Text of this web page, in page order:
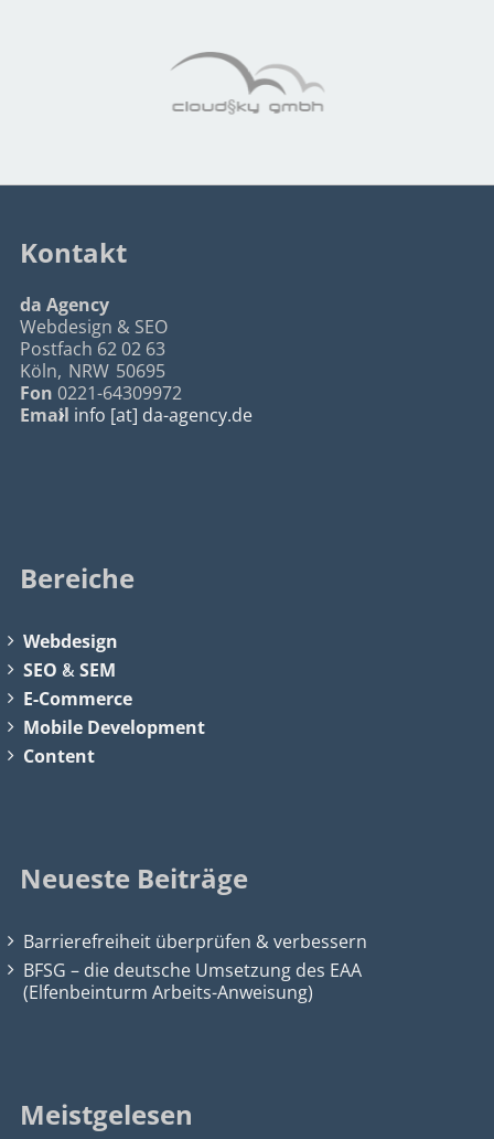
Kontakt
da Agency
Webdesign & SEO
Postfach 62 02 63
Köln, NRW 50695
Fon 0221-64309972
Email info [at] da-agency.de
Bereiche
Webdesign
SEO &SEM
E-Commerce
Mobile Development
Content
Neueste Beiträge
Barrierefreiheit überprüfen & verbessern
BFSG – die deutsche Umsetzung des EAA
(Elfenbeinturm Arbeits-Anweisung)
Meistgelesen